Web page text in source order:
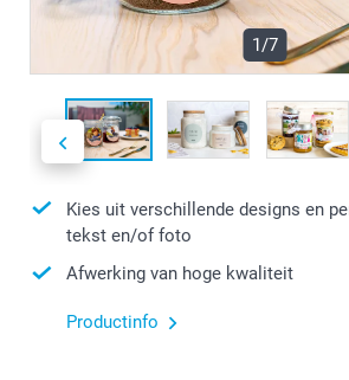
1/7
Kies uit verschillende designs en
tekst en/of foto
Afwerking van hoge kwaliteit
Productinfo